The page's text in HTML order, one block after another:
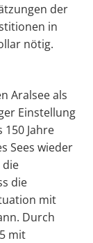
der
in
nötig.
Aralsee als
Einstellung
Jahre
Sees wieder
die
die
mit
Durch
mit